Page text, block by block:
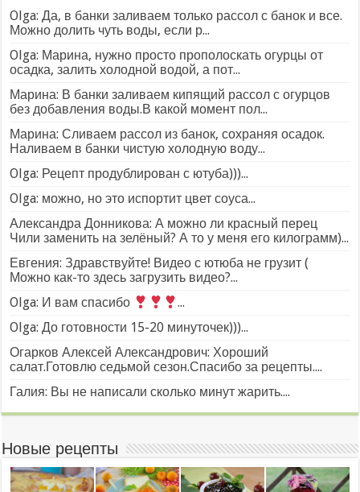
Olga: Да, в банки заливаем только рассол с банок и все.
Можно долить чуть воды, если р...
Olga: Марина, нужно просто прополоскать огурцы от
осадка, залить холодной водой, а пот...
Марина: В банки заливаем кипящий рассол с огурцов
без добавления воды.В какой момент пол...
Марина: Сливаем рассол из банок, сохраняя осадок.
Наливаем в банки чистую холодную воду...
Olga: Рецепт продублирован с ютуба)))...
Olga: можно, но это испортит цвет соуса...
Александра Донникова: А можно ли красный перец
Чили заменить на зелёный? А то у меня его килограмм)...
Евгения: Здравствуйте! Видео с ютюба не грузит (
Можно как-то здесь загрузить видео?...
Olga: И вам спасибо
...
Olga: До готовности 15-20 минуточек)))...
Огарков Алексей Александрович: Хороший
салат.Готовлю седьмой сезон.Спасибо за рецепты....
Галия: Вы не написали сколько минут жарить....
Новые рецепты